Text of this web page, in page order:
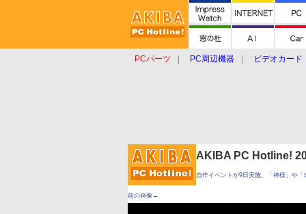
PCパーツ PC周辺機器
ビデオカード
AKIBA PC Hotline!
自作イベントが9日実施、「神様」や
前の画像←